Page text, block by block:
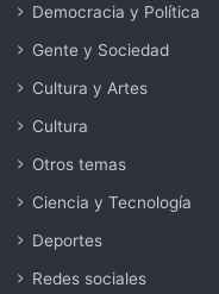
Democracia y Política
Gente y Sociedad
Cultura y Artes
Cultura
Otros temas
Ciencia y Tecnología
Deportes
Redes sociales